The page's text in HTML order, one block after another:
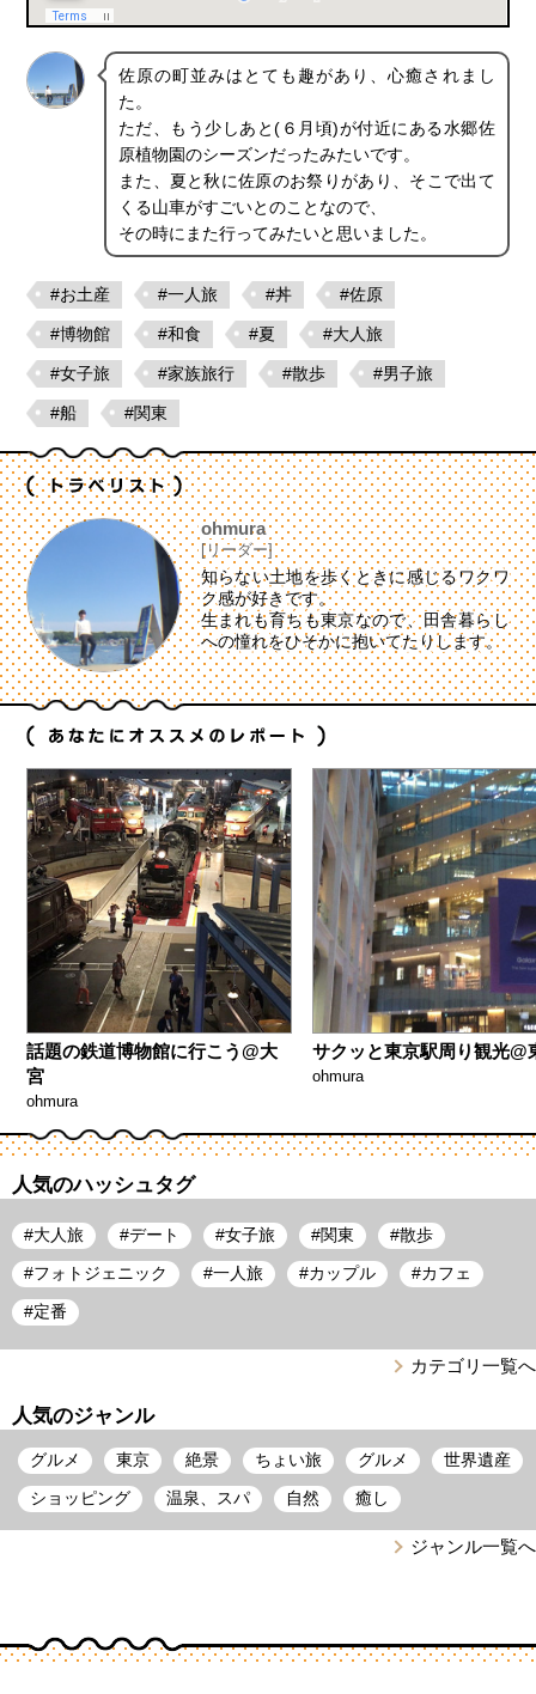
佐原の町並みはとても趣があり、心癒されまし
た。
ただ、もう少しあと(６月頃)が付近にある水郷佐
原植物園のシーズンだったみたいです。
また、夏と秋に佐原のお祭りがあり、そこで出て
くる山車がすごいとのことなので、
その時にまた行ってみたいと思いました。
#お土産 #一人旅 #丼 #佐原
#博物館 #和食 #夏 #大人旅
#女子旅 #家族旅行 #散歩 #男子旅
#船 #関東
ohmura
[リーダー]
知らない土地を歩くときに感じるワクワ
ク感が好きです。
生まれも育ちも東京なので、田舎暮らし
への憧れをひそかに抱いてたりします。
話題の鉄道博物館に行こう@大
宮
ohmura
サクッと東京駅周り観光@
ohmura
人気のハッシュタグ
大人旅
# デート
# 女子旅
# 関東
# 散歩
#
フォトジェニック
# 一人旅
# カップル
# カフェ
#
定番
#
カテゴリ一覧へ
人気のジャンル
グルメ 東京 絶景 ちょい旅 グルメ
世界遺産
ショッピング
温泉、スパ 自然 癒し
ジャンル一覧へ